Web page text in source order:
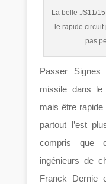
La belle JS11/
le rapide circuit
pas
Passer
missile dans le
mais être
partout l’est
compris que
ingénieurs de
Franck Dernie